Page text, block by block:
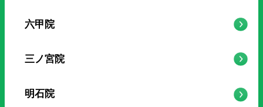
六甲院
三ノ宮院
明石院